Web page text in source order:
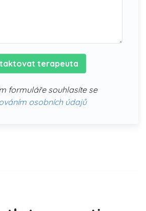
terapeuta
formuláře souhlasíte se
osobních údajů